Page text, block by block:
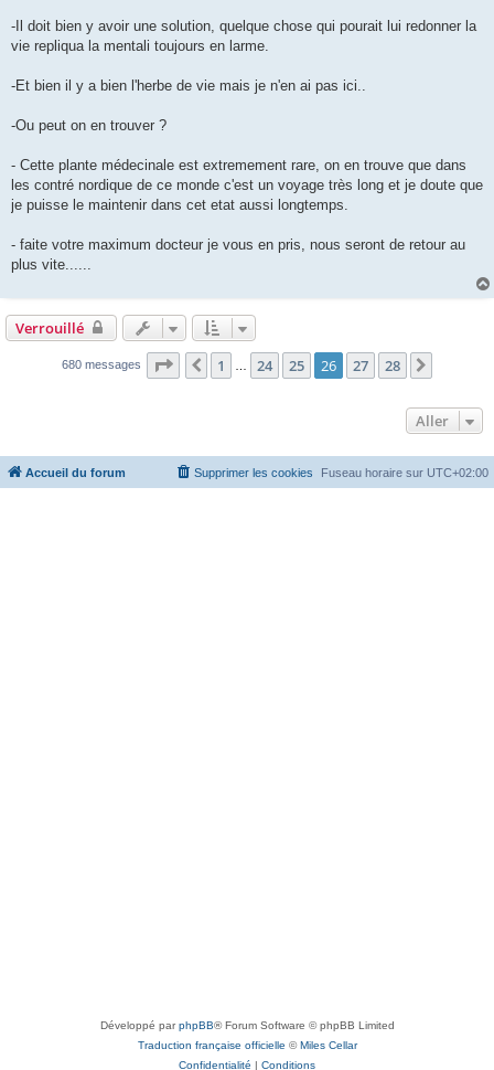
-Il doit bien y avoir une solution, quelque chose qui pourait lui redonner la
vie repliqua la mentali toujours en larme.
-Et bien il y a bien l'herbe de vie mais je n'en ai pas ici..
-Ou peut on en trouver ?
- Cette plante médecinale est extremement rare, on en trouve que dans
les contré nordique de ce monde c'est un voyage très long et je doute que
je puisse le maintenir dans cet etat aussi longtemps.
- faite votre maximum docteur je vous en pris, nous seront de retour au
plus vite......
Verrouillé
680 messages Page 26 sur 28
Précédent
1 24 25 26 27 28
Aller
Accueil du forum Fuseau horaire sur UTC+02:00
Supprimer les cookies
Développé parphpBB® Forum Software © phpBB Limited
Traduction française officielle ©Miles Cellar
Confidentialité | Conditions